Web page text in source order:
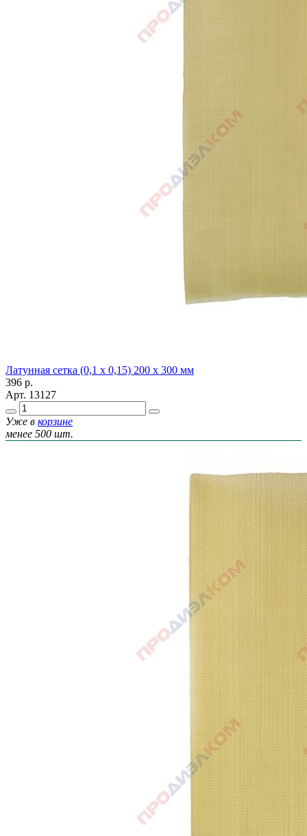
Латунная сетка (0,1 х 0,15) 200 х 300 мм
396 р.
Арт. 13127
Уже в корзине
менее 500 шт.